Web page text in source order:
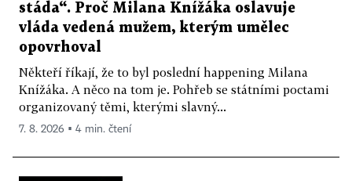
stáda“. Proč Milana Knížáka oslavuje
vláda vedená mužem, kterým umělec
opovrhoval
Někteří říkají, že to byl poslední happening Milana
Knížáka. A něco na tom je. Pohřeb se státními poctami
organizovaný těmi, kterými slavný...
7. 8. 2026 ▪ 4 min. čtení